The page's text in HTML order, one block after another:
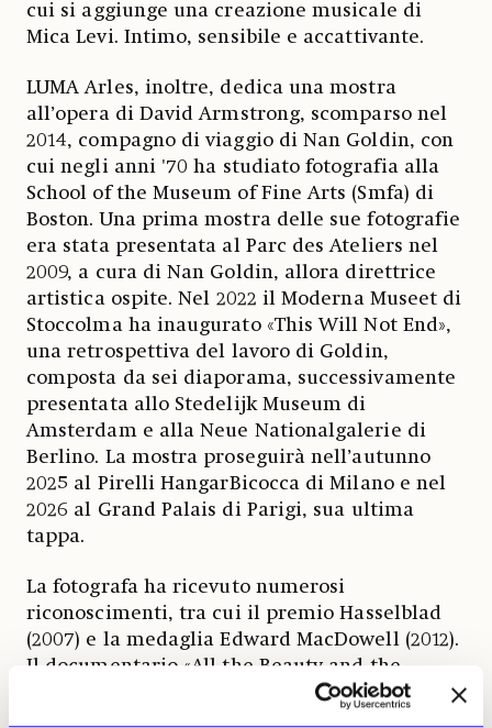
cui si aggiunge una creazione musicale di
Mica Levi. Intimo, sensibile e accattivante.
LUMA Arles, inoltre, dedica una mostra
all’opera di David Armstrong, scomparso nel
2014, compagno di viaggio di Nan Goldin, con
cui negli anni '70 ha studiato fotografia alla
School of the Museum of Fine Arts (Smfa) di
Boston. Una prima mostra delle sue fotografie
era stata presentata al Parc des Ateliers nel
2009, a cura di Nan Goldin, allora direttrice
artistica ospite. Nel 2022 il Moderna Museet di
Stoccolma ha inaugurato «This Will Not End»,
una retrospettiva del lavoro di Goldin,
composta da sei diaporama, successivamente
presentata allo Stedelijk Museum di
Amsterdam e alla Neue Nationalgalerie di
Berlino. La mostra proseguirà nell’autunno
2025 al Pirelli HangarBicocca di Milano e nel
2026 al Grand Palais di Parigi, sua ultima
tappa.
La fotografa ha ricevuto numerosi
riconoscimenti, tra cui il premio Hasselblad
(2007) e la medaglia Edward MacDowell (2012).
Il documentario «All the Beauty and the
Bloodshed» (Tutta la bellezza e dolore) di